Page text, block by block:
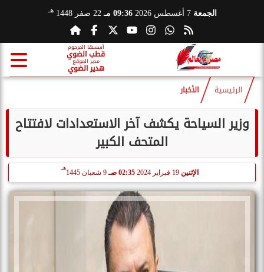
الجمعة 7 أغسطس 2026 09:36 مـ 22 صفر 1448 هـ
أسسها المرحوم
قطب الضوي
مدير الموقع
هدير الضوي
الرئيسية الأخبار
وزير السياحة يكشف آخر الاستعدادات لافتتاح
المتحف الكبير
الإثنين 19 فبراير 2024 02:35 صـ 9 شعبان 1445
هـ